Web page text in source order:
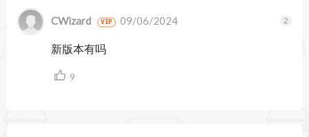
换为一个带句号的单个数字的错误。
- 备忘录的自动换行。
CWizard VIP 09/06/2024
新版本有吗
9